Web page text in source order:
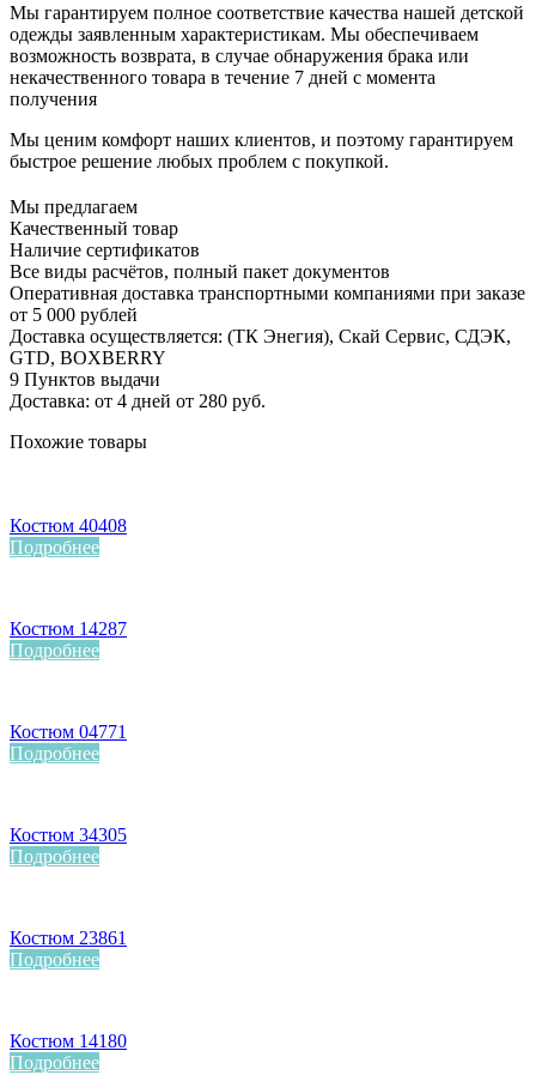
Мы гарантируем полное соответствие качества нашей детской
одежды заявленным характеристикам. Мы обеспечиваем
возможность возврата, в случае обнаружения брака или
некачественного товара в течение 7 дней с момента
получения
Мы ценим комфорт наших клиентов, и поэтому гарантируем
быстрое решение любых проблем с покупкой.
Мы предлагаем
Качественный товар
Наличие сертификатов
Все виды расчётов, полный пакет документов
Оперативная доставка транспортными компаниями при заказе
от 5 000 рублей
Доставка осуществляется: (ТК Энегия), Скай Сервис, СДЭК,
GTD, BOXBERRY
9 Пунктов выдачи
Доставка: от 4 дней от 280 руб.
Похожие товары
Костюм 40408
Подробнее
Костюм 14287
Подробнее
Костюм 04771
Подробнее
Костюм 34305
Подробнее
Костюм 23861
Подробнее
Костюм 14180
Подробнее